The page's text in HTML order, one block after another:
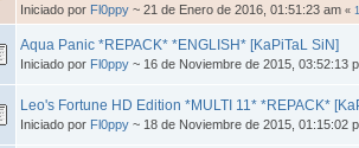
Iniciado por Fl0ppy ~ 21 de Enero de 2016, 01:51:23 am « 1
Aqua Panic *REPACK* *ENGLISH* [KaPiTaL SiN]
Iniciado por Fl0ppy ~ 16 de Noviembre de 2015, 03:52:13
Leo's Fortune HD Edition *MULTI 11* *REPACK*
Iniciado por Fl0ppy ~ 18 de Noviembre de 2015, 01:15:02